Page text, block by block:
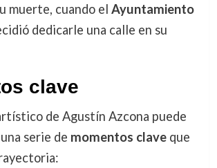
muerte, cuando el Ayuntamiento
dedicarle una calle en su
clave
de Agustín Azcona puede
serie de momentos claveque